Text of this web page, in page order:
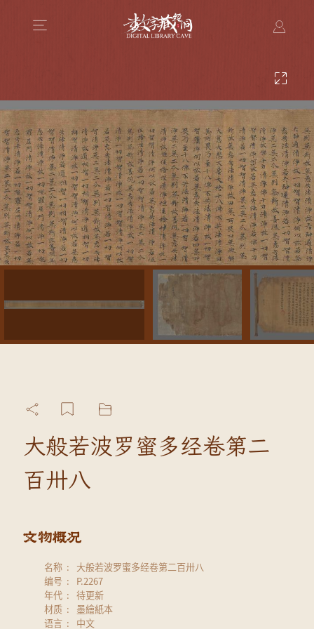
大般若波罗蜜多经卷第二
百卅八
名称
大般若波罗蜜多经卷第二百卅八
编号
P.2267
年代
待更新
材质
墨繪紙本
语言
中文